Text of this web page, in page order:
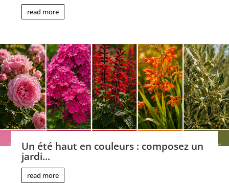
read more
Un été haut en couleurs : composez un
jardi...
read more